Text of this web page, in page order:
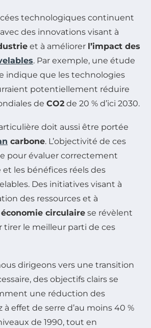
technologiques continuent
des innovations visant à
et à améliorer l’impact des
. Par exemple, une étude
indique que les technologies
potentiellement réduire
de CO2 de 20 % d’ici 2030.
doit aussi être portée
carbone. L’objectivité de ces
pour évaluer correctement
les bénéfices réels des
Des initiatives visant à
des ressources et à
économie circulaire se révèlent
tirer le meilleur parti de ces
dirigeons vers une transition
des objectifs clairs se
une réduction des
à effet de serre d’au moins 40 %
de 1990, tout en